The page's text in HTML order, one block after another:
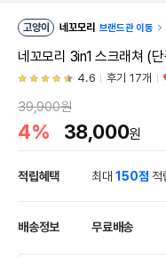
고양이 네꼬모리 브랜드관 이동
네꼬모리 3in1 스크래쳐 (
4.6 후기 17개
39,900원
4% 38,000원
적립혜택 최대150점 적
배송정보 무료배송